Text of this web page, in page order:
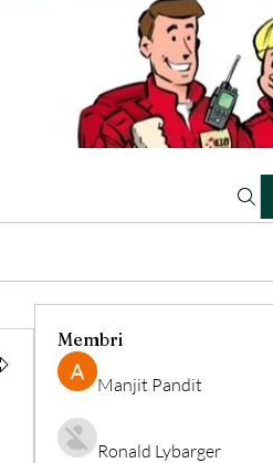
Membri
Manjit Pandit
Ronald Lybarger